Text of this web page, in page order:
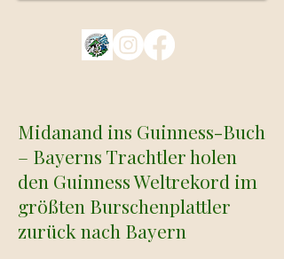
Midanand ins Guinness-Buch
– Bayerns Trachtler holen
den Guinness Weltrekord im
größten Burschenplattler
zurück nach Bayern